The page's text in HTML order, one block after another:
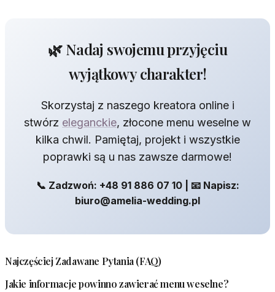
🌿 Nadaj swojemu przyjęciu
wyjątkowy charakter!
Skorzystaj z naszego kreatora online i
stwórz eleganckie, złocone menu weselne w
kilka chwil. Pamiętaj, projekt i wszystkie
poprawki są u nas zawsze darmowe!
📞 Zadzwoń: +48 91 886 07 10 | 📧 Napisz:
biuro@amelia-wedding.pl
Najczęściej Zadawane Pytania (FAQ)
Jakie informacje powinno zawierać menu weselne?